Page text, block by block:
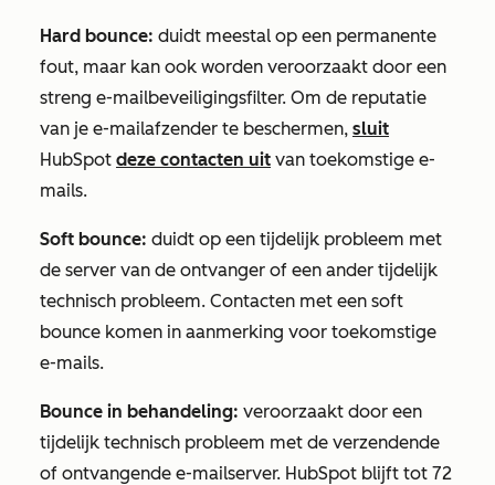
Hard bounce: duidt meestal op een permanente
fout, maar kan ook worden veroorzaakt door een
streng e-mailbeveiligingsfilter. Om de reputatie
van je e-mailafzender te beschermen, sluit
HubSpot deze contacten uit van toekomstige e-
mails.
Soft bounce: duidt op een tijdelijk probleem met
de server van de ontvanger of een ander tijdelijk
technisch probleem. Contacten met een soft
bounce komen in aanmerking voor toekomstige
e-mails.
Bounce in behandeling: veroorzaakt door een
tijdelijk technisch probleem met de verzendende
of ontvangende e-mailserver. HubSpot blijft tot 72